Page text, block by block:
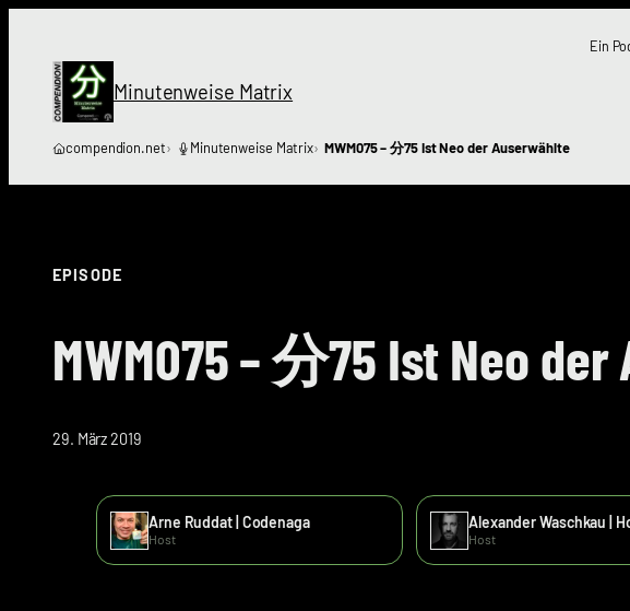
springen
Ein
Minutenweise Matrix
compendion.net Minutenweise Matrix MWM075 – 分75 Ist Neo der Auserwählte
EPISODE
MWM075 – 分75 Ist Neo
29. März 2019
Arne Ruddat | Codenaga
Host
Alexander Waschkau |
Host